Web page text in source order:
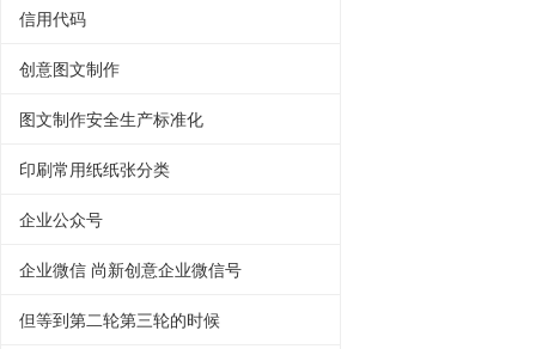
信用代码
创意图文制作
图文制作安全生产标准化
印刷常用纸纸张分类
企业公众号
企业微信 尚新创意企业微信号
但等到第二轮第三轮的时候